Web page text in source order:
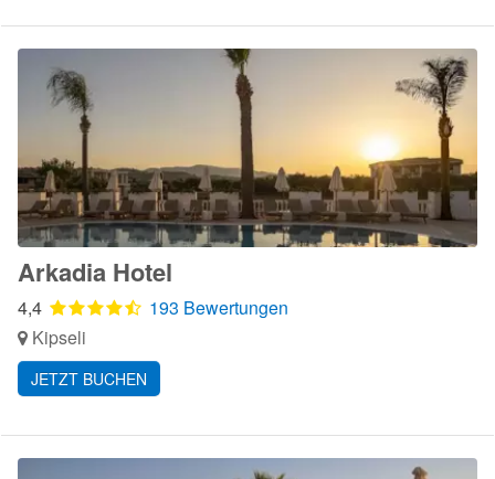
Arkadia Hotel
4,4
193 Bewertungen
Kipseli
JETZT BUCHEN